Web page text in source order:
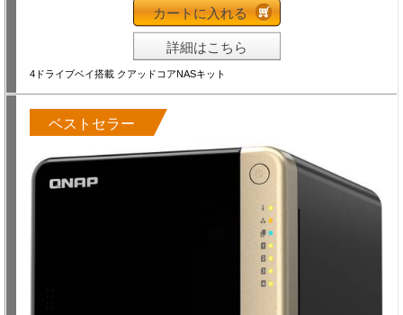
カートに入れる
詳細はこちら
4ドライブベイ搭載 クアッドコアNASキット
ベストセラー